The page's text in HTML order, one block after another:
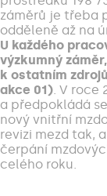
záměrů je třeba
odděleně až na
U každého
výzkumný
k ostatním
akce 01). V roce
a předpokládá
nový vnitřní
revizi mezd tak,
čerpání
celého roku.